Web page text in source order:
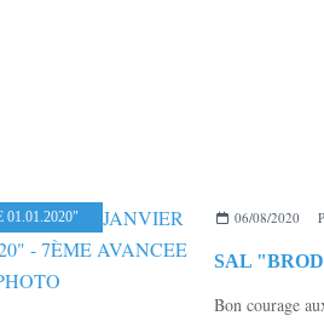
06/08/2020
Bon courage